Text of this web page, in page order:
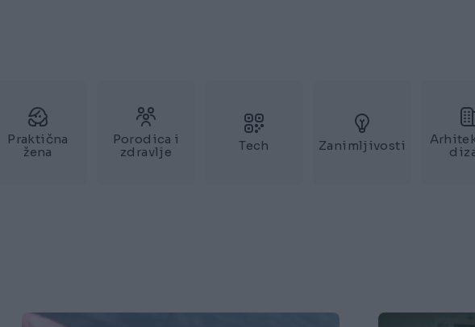
Praktična
žena
Porodica i
zdravlje
Tech Zanimljivosti